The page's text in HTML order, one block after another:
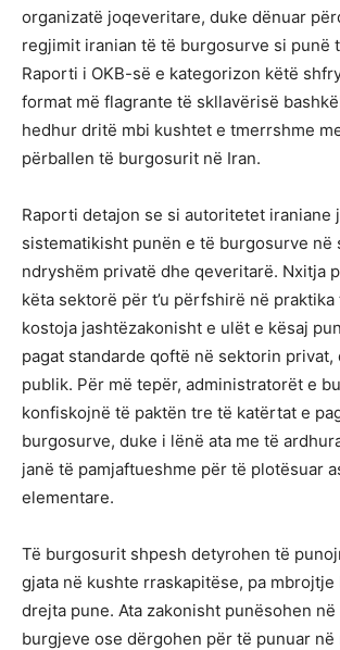
organizatë joqeveritare, duke dënuar
regjimit iranian të të burgosurve si punë
Raporti i OKB-së e kategorizon këtë
format më flagrante të skllavërisë
hedhur dritë mbi kushtet e tmerrshme
përballen të burgosurit në Iran.
Raporti detajon se si autoritetet iraniane
sistematikisht punën e të burgosurve në
ndryshëm privatë dhe qeveritarë. Nxitja
këta sektorë për t’u përfshirë në
kostoja jashtëzakonisht e ulët e kësaj
pagat standarde qoftë në sektorin privat,
publik. Për më tepër, administratorët e
konfiskojnë të paktën tre të katërtat e
burgosurve, duke i lënë ata me të
janë të pamjaftueshme për të plotësuar
elementare.
Të burgosurit shpesh detyrohen të
gjata në kushte rraskapitëse, pa
drejta pune. Ata zakonisht punësohen
burgjeve ose dërgohen për të punuar në